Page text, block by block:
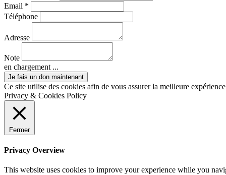
Email *
Téléphone
Adresse
Note
en chargement ...
Ce site utilise des cookies afin de vous assurer la meilleure
Privacy & Cookies Policy
Fermer
Privacy Overview
This website uses cookies to improve your experience while you